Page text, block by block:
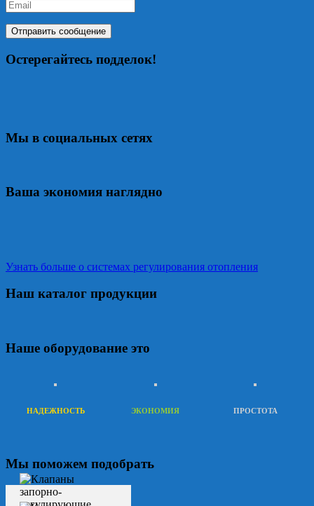
Остерегайтесь подделок!
Мы в социальных сетях
Ваша экономия наглядно
Узнать больше о системах регулирования отопления
Наш каталог продукции
Наше оборудование это
НАДЕЖНОСТЬ ЭКОНОМИЯ ПРОСТОТА
Мы поможем подобрать